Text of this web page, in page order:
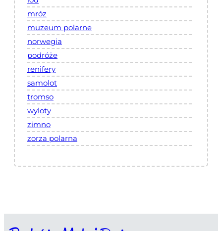
mróz
muzeum polarne
norwegia
podróże
renifery
samolot
tromso
wyloty
zimno
zorza polarna